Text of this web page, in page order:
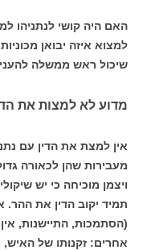
האם היה קושי לנתניהו
למצוא איזה יבואן
שיכול ראש ממשלה
מדוע לא למצות את
אין למצת את הדין עם
מעבירות שהן לכאורה
ויצמן מוכיחה כי יש
תמיד יקוב הדין את ההר.
(הסתמכות, התיישנות,
אחרים: זקנותו של